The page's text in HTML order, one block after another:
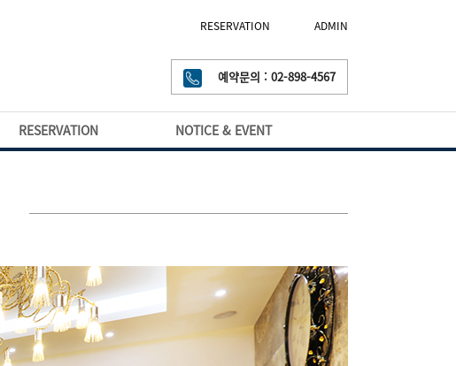
RESERVATION ADMIN
예약문의 : 02-898-4567
RESERVATION NOTICE & EVENT